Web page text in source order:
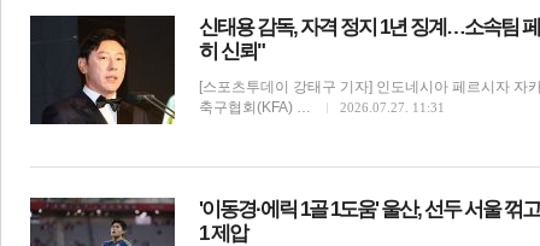
신태용 감독, 자격 정지 1년 징계…소속팀
히 신뢰"
[스포츠투데이 강태구 기자] 인도네시아 페르시자 자
축구협회(KFA) …
2026.07.27. 11:31
'이동경·에릭 1골 1도움' 울산, 선두 서울 꺾
1 제압